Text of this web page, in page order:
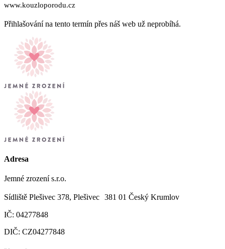
www.kouzloporodu.cz
Přihlašování na tento termín přes náš web už neprobíhá.
Adresa
Jemné zrození s.r.o.
Sídliště Plešivec 378, Plešivec 381 01 Český Krumlov
IČ: 04277848
DIČ: CZ04277848